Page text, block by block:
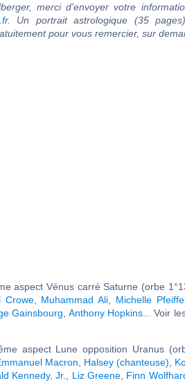
merci d'envoyer votre
. Un portrait astrologique (35
pour vous remercier, sur
aspect Vénus carré Saturne (orbe
Crowe, Muhammad Ali Michelle
Gainsbourg Anthony Hopkins ... Voir
aspect Lune opposition Uranus
Macron Halsey (chanteuse)
Kennedy, Jr. Liz Greene, Finn